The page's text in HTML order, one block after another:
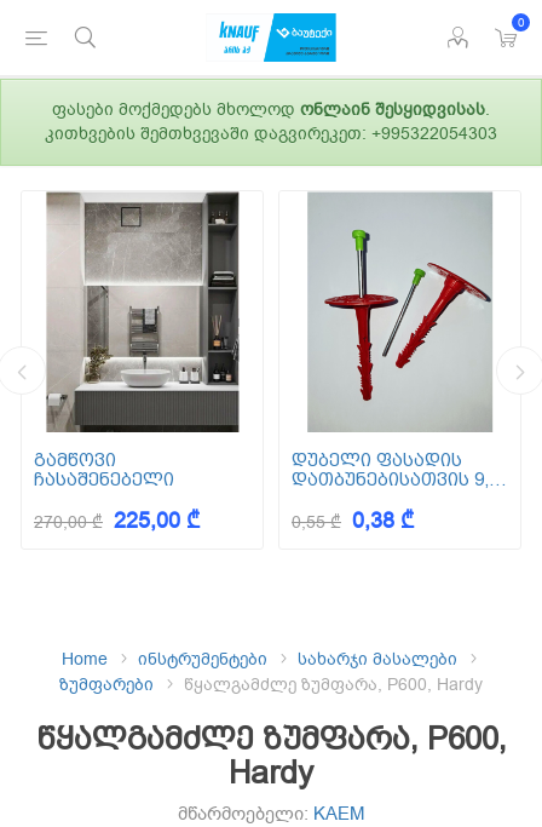
0
ფასები მოქმედებს მხოლოდ ონლაინ შესყიდვისას.
კითხვების შემთხვევაში დაგვირეკეთ: +995322054303
გამწოვი
ჩასაშენებელი
270,00 ₾ 225,00 ₾
დუბელი ფასადის
დათბუნებისათვის 9,5
0,55 ₾ 0,38 ₾
Home ინსტრუმენტები
სახარჯი მასალები
ზუმფარები
წყალგამძლე ზუმფარა, P600, Hardy
წყალგამძლე ზუმფარა, P600,
Hardy
მწარმოებელი: KAEM